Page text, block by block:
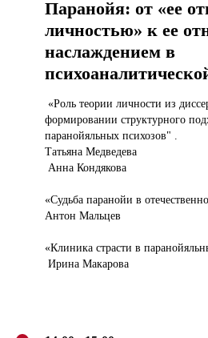
Паранойя: от «ее
личностью» к ее
наслаждением в
«Роль теории личности из
формировании структурного
паранойяльных психозов" .
Татьяна Медведева
Анна Кондякова
«Судьба паранойи в
Антон Мальцев
«Клиника страсти в
Ирина Макарова